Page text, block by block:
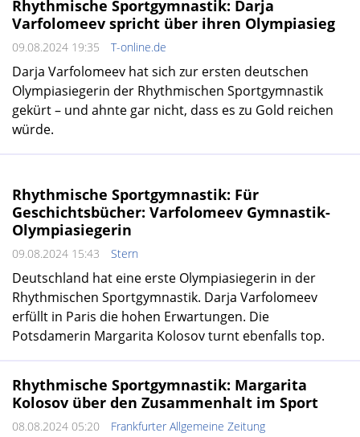
Rhythmische Sportgymnastik: Darja
Varfolomeev spricht über ihren Olympiasieg
09.08.2024 19:35 T-online.de
Darja Varfolomeev hat sich zur ersten deutschen
Olympiasiegerin der Rhythmischen Sportgymnastik
gekürt – und ahnte gar nicht, dass es zu Gold reichen
würde.
Rhythmische Sportgymnastik: Für
Geschichtsbücher: Varfolomeev Gymnastik-
Olympiasiegerin
09.08.2024 15:43 Stern
Deutschland hat eine erste Olympiasiegerin in der
Rhythmischen Sportgymnastik. Darja Varfolomeev
erfüllt in Paris die hohen Erwartungen. Die
Potsdamerin Margarita Kolosov turnt ebenfalls top.
Rhythmische Sportgymnastik: Margarita
Kolosov über den Zusammenhalt im Sport
08.08.2024 05:20 Frankfurter Allgemeine Zeitung